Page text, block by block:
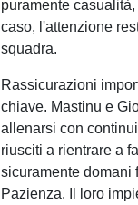
puramente
caso, l'attenzione
squadra.
Rassicurazioni
chiave. Mastinu e
allenarsi con
riusciti a rientrare a
sicuramente domani
Pazienza. Il loro